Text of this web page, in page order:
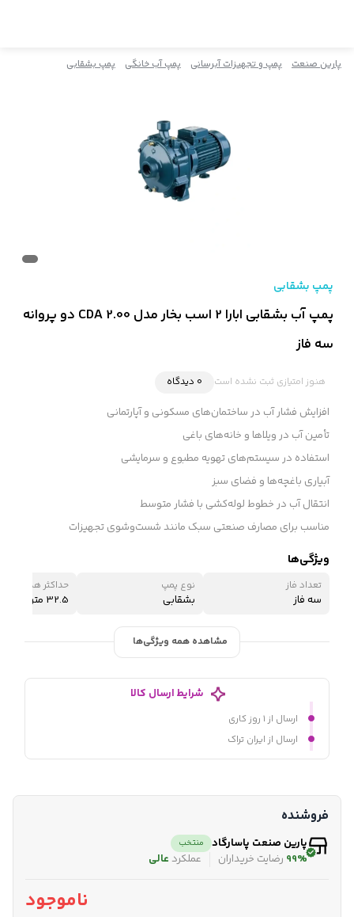
پارین صنعت پمپ و تجهیزات آبرسانی پمپ آب خانگی پمپ بشقابی
پمپ بشقابی
پمپ آب بشقابی ابارا 2 اسب بخار مدل CDA 2.00 دو پروانه
سه فاز
هنوز امتیازی ثبت نشده است 0 دیدگاه
افزایش فشار آب در ساختمان‌های مسکونی و آپارتمانی
تأمین آب در ویلاها و خانه‌های باغی
استفاده در سیستم‌های تهویه مطبوع و سرمایشی
آبیاری باغچه‌ها و فضای سبز
انتقال آب در خطوط لوله‌کشی با فشار متوسط
مناسب برای مصارف صنعتی سبک مانند شست‌وشوی تجهیزات
ویژگی‌ها
تعداد فاز
سه فاز
نوع پمپ
بشقابی
حداکثر هد
32.5 متر
مشاهده همه ویژگی‌ها
شرایط ارسال کالا
ارسال از ۱ روز کاری
ارسال از ایران تراک
فروشنده
پارین صنعت پاسارگاد منتخب
99% رضایت خریداران عملکرد عالی
ناموجود